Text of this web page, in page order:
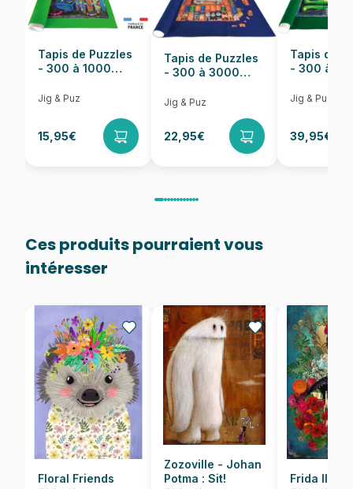
Dimensions 35 x 0 x 50 cm
Tapis de Puzzles
- 300 à 1000
Jig & Puz
15,95€
Tapis de Puzzles
- 300 à 3000
Jig & Puz
22,95€
Tapis de
- 300 à
Jig & Puz
39,95€
Ces produits pourraient vous
intéresser
Floral Friends
Zozoville - Johan
Potma : Sit!
Frida II